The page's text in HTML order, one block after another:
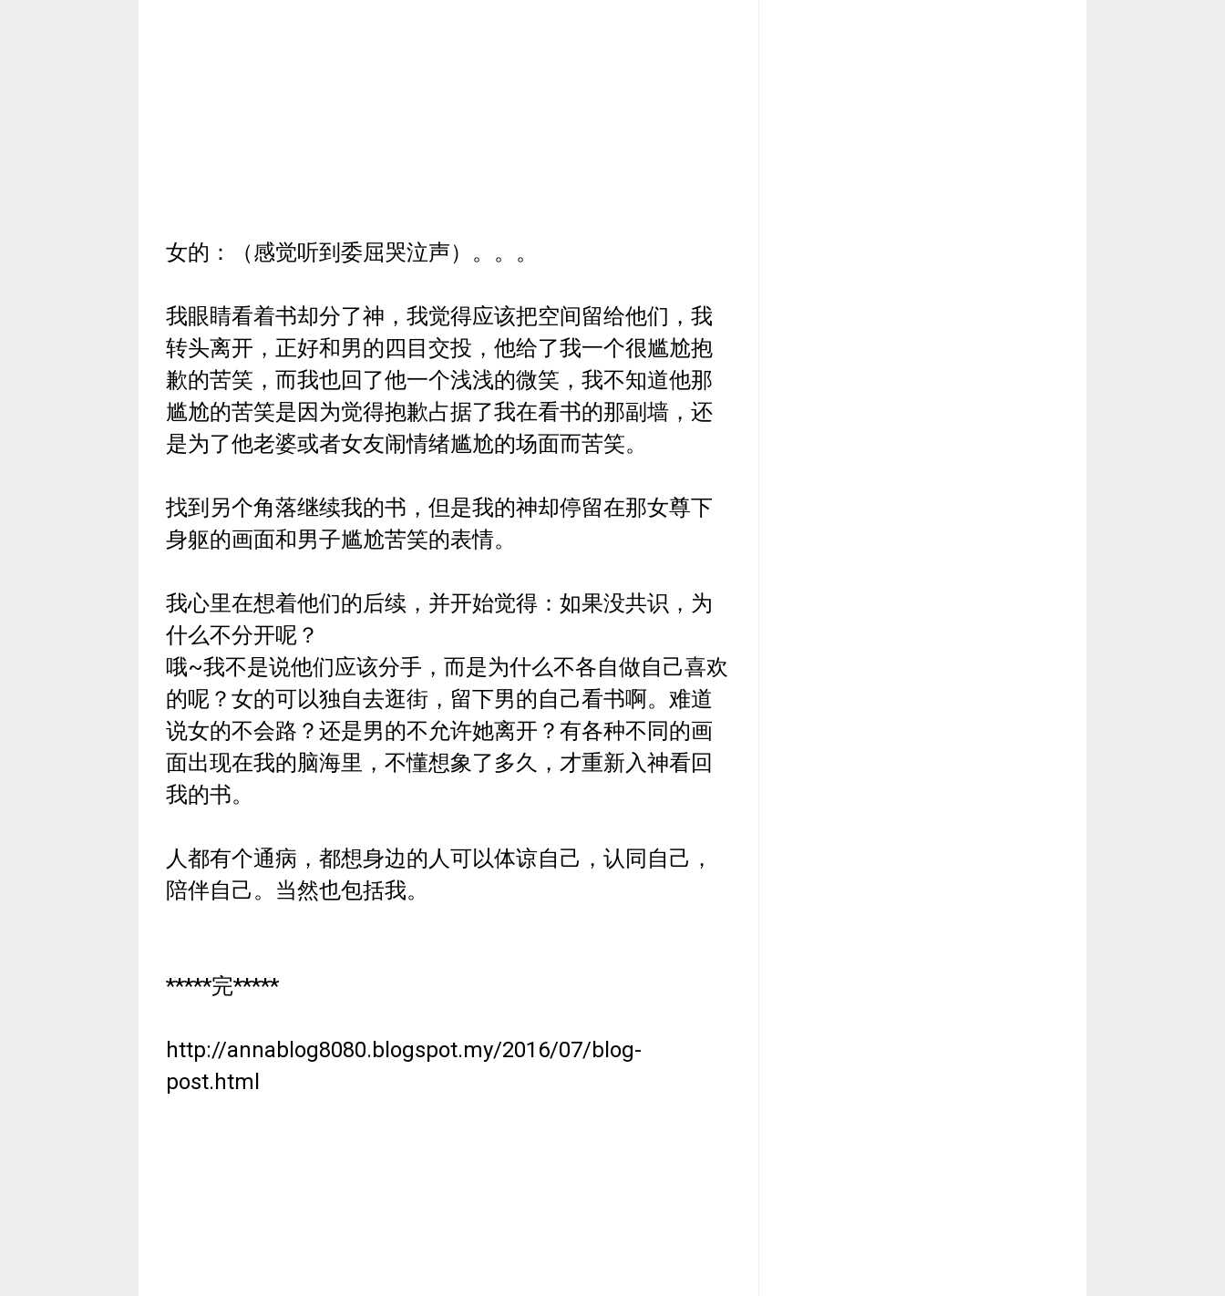
女的：（感觉听到委屈哭泣声）。。。
我眼睛看着书却分了神，我觉得应该把空间留给他们，我
转头离开，正好和男的四目交投，他给了我一个很尴尬抱
歉的苦笑，而我也回了他一个浅浅的微笑，我不知道他那
尴尬的苦笑是因为觉得抱歉占据了我在看书的那副墙，还
是为了他老婆或者女友闹情绪尴尬的场面而苦笑。
找到另个角落继续我的书，但是我的神却停留在那女尊下
身躯的画面和男子尴尬苦笑的表情。
我心里在想着他们的后续，并开始觉得：如果没共识，为
什么不分开呢？
哦~我不是说他们应该分手，而是为什么不各自做自己喜欢
的呢？女的可以独自去逛街，留下男的自己看书啊。难道
说女的不会路？还是男的不允许她离开？有各种不同的画
面出现在我的脑海里，不懂想象了多久，才重新入神看回
我的书。
人都有个通病，都想身边的人可以体谅自己，认同自己，
陪伴自己。当然也包括我。
*****完*****
http://annablog8080.blogspot.my/2016/07/blog-
post.html